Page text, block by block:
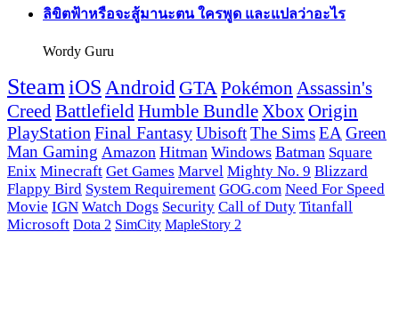
ลิขิตฟ้าหรือจะสู้มานะตน ใครพูด และแปลว่าอะไร
Wordy Guru
SteamiOS Android GTAPokémon Assassin's
CreedBattlefieldHumble Bundle Xbox Origin
PlayStation Final FantasyUbisoftThe Sims EA Green
Man Gaming Amazon Hitman Windows Batman Square
Enix Minecraft Get Games Marvel Mighty No. 9 Blizzard
Flappy Bird System Requirement GOG.com Need For Speed
Movie IGN Watch Dogs Security Call of Duty Titanfall
Microsoft Dota 2 SimCity MapleStory 2